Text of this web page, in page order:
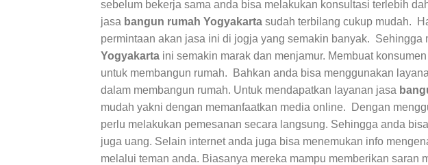
sebelum bekerja sama anda bisa melakukan konsultasi terlebih
jasa bangun rumah Yogyakarta sudah terbilang cukup mudah.
permintaan akan jasa ini di jogja yang semakin banyak. Sehingga
Yogyakarta ini semakin marak dan menjamur. Membuat
untuk membangun rumah. Bahkan anda bisa menggunakan
dalam membangun rumah. Untuk mendapatkan layanan jasa
mudah yakni dengan memanfaatkan media online. Dengan
perlu melakukan pemesanan secara langsung. Sehingga anda
juga uang. Selain internet anda juga bisa menemukan info
melalui teman anda. Biasanya mereka mampu memberikan saran